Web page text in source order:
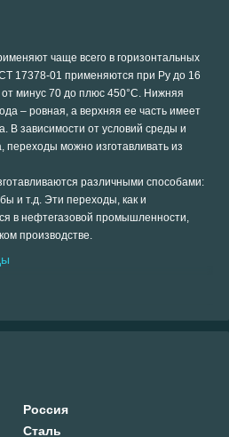
чаще всего в горизонтальных
17378-01 применяются при Ру до 16
минус 70 до плюс 450°С. Нижняя
– ровная, а верхняя ее часть имеет
В зависимости от условий среды и
переходы можно изготавливать из
различными способами:
и т.д. Эти переходы, как и
в нефтегазовой промышленности,
производстве.
Россия
Сталь